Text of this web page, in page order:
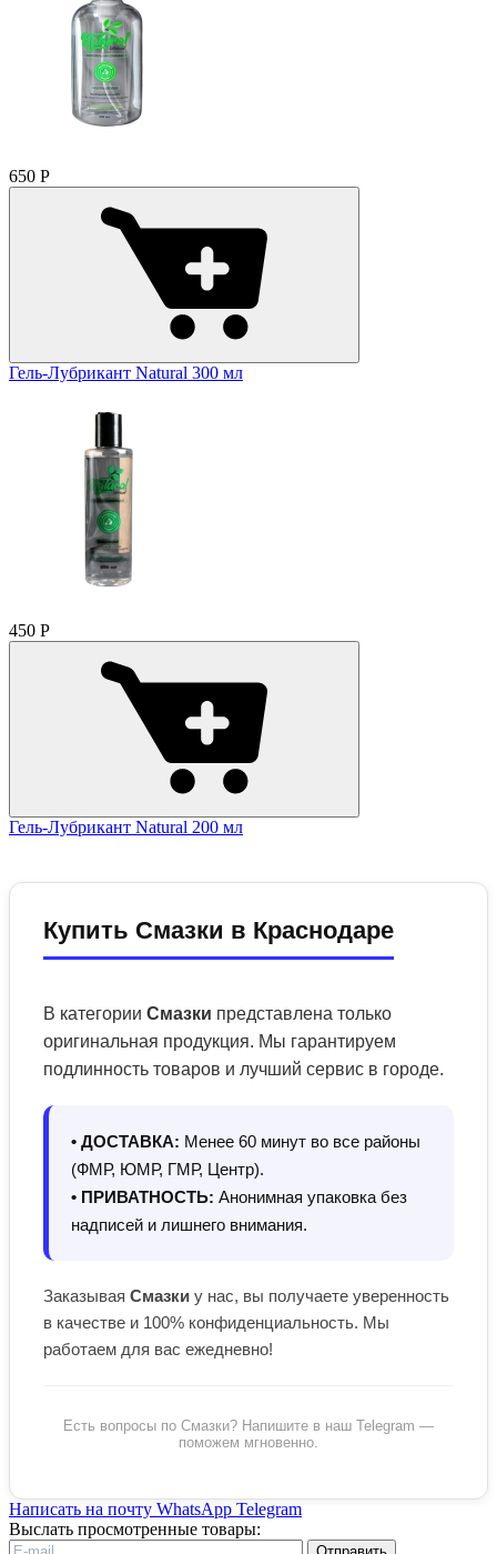
650 Р
Гель-Лубрикант Natural 300 мл
450 Р
Гель-Лубрикант Natural 200 мл
Купить Смазки в Краснодаре
В категории Смазки представлена только
оригинальная продукция. Мы гарантируем
подлинность товаров и лучший сервис в городе.
• ДОСТАВКА: Менее 60 минут во все районы
(ФМР, ЮМР, ГМР, Центр).
• ПРИВАТНОСТЬ: Анонимная упаковка без
надписей и лишнего внимания.
Заказывая Смазки у нас, вы получаете уверенность
в качестве и 100% конфиденциальность. Мы
работаем для вас ежедневно!
Есть вопросы по Смазки? Напишите в наш Telegram —
поможем мгновенно.
Написать на почту WhatsApp Telegram
Выслать просмотренные товары: